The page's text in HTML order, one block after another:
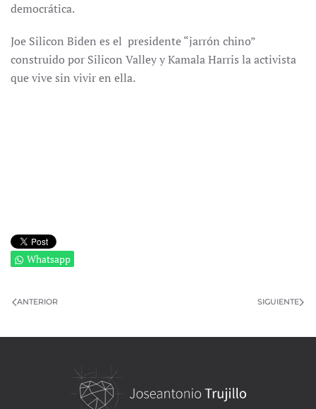
democrática.
Joe Silicon Biden es el presidente “jarrón chino”
construido por Silicon Valley y Kamala Harris la activista
que vive sin vivir en ella.
Whatsapp
ANTERIOR SIGUIENTE